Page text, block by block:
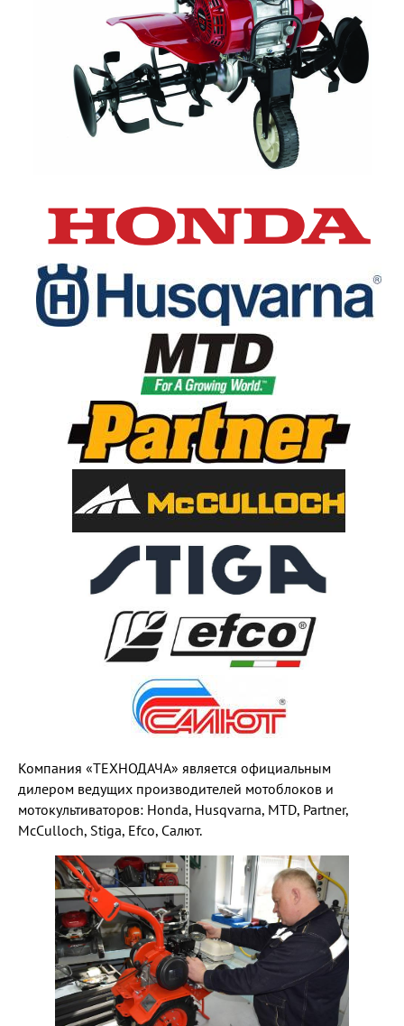
Компания «ТЕХНОДАЧА» является официальным
дилером ведущих производителей мотоблоков и
мотокультиваторов: Honda, Husqvarna, MTD, Partner,
McCulloch, Stiga, Efco, Салют.